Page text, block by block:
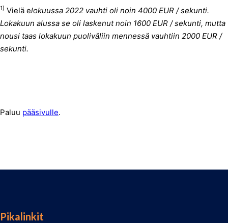
1) Vielä elokuussa 2022 vauhti oli noin 4000 EUR / sekunti.
Lokakuun alussa se oli laskenut noin 1600 EUR / sekunti, mutta
nousi taas lokakuun puoliväliin mennessä vauhtiin 2000 EUR /
sekunti.
Paluu pääsivulle.
Pikalinkit